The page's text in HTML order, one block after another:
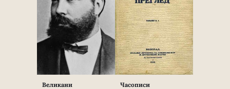
Великани Часописи